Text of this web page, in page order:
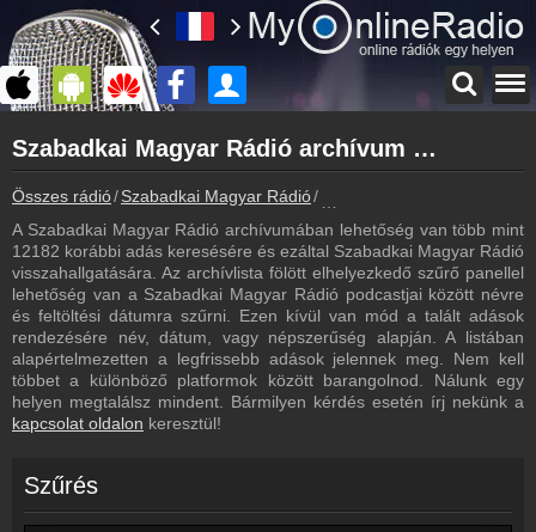
myonlineradio.hu
Szabadkai Magyar Rádió
Vissza a Szabadkai Magyar Rádió oldalára
Bejelentkezés
Hozz létre saját fiókot!
Műsorújság
Szabadkai Magyar Rádió műsorai
Kapcsolat
Írj nekünk!
Partnerek
Rádió beágyazás
Ágyazd be weboldaladba
Szabadkai Magyar Rádió archívum - Szabadkai Magyar Rádió podcasts - Szabadkai Magyar Rádió visszahallgatás
Összes rádió Szabadkai Magyar Rádió
A Szabadkai Magyar Rádió archívumában lehetőség van több mint
12182 korábbi adás keresésére és ezáltal Szabadkai Magyar Rádió
visszahallgatására. Az archívlista fölött elhelyezkedő szűrő panellel
lehetőség van a Szabadkai Magyar Rádió podcastjai között névre
és feltöltési dátumra szűrni. Ezen kívül van mód a talált adások
rendezésére név, dátum, vagy népszerűség alapján. A listában
alapértelmezetten a legfrissebb adások jelennek meg. Nem kell
többet a különböző platformok között barangolnod. Nálunk egy
helyen megtalálsz mindent. Bármilyen kérdés esetén írj nekünk a
kapcsolat oldalon keresztül!
Szűrés